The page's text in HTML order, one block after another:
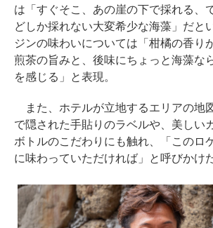
は「すぐそこ、あの崖の下で採れる、
どしか採れない大変希少な海藻」だと
ジンの味わいについては「柑橘の香り
煎茶の旨みと、後味にちょっと海藻な
を感じる」と表現。
また、ホテルが立地するエリアの地
で隠された手貼りのラベルや、美しい
ボトルのこだわりにも触れ、「このロ
に味わっていただければ」と呼びかけた